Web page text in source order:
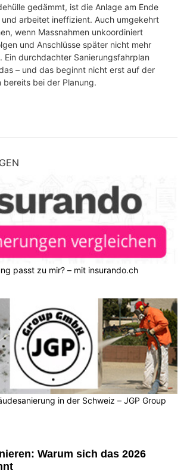
gedämmt, ist die Anlage am Ende
arbeitet ineffizient. Auch umgekehrt
wenn Massnahmen unkoordiniert
und Anschlüsse später nicht mehr
Ein durchdachter Sanierungsfahrplan
– und das beginnt nicht erst auf der
bereits bei der Planung.
passt zu mir? – mit insurando.ch
in der Schweiz – JGP Group
Warum sich das 2026